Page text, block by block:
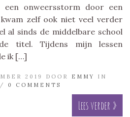
een onweersstorm door een
zelf ook niet veel verder
al sinds de middelbare school
titel. Tijdens mijn lessen
ik […]
2019 DOOR EMMY
IN
/ 0 COMMENTS
Lees verder »